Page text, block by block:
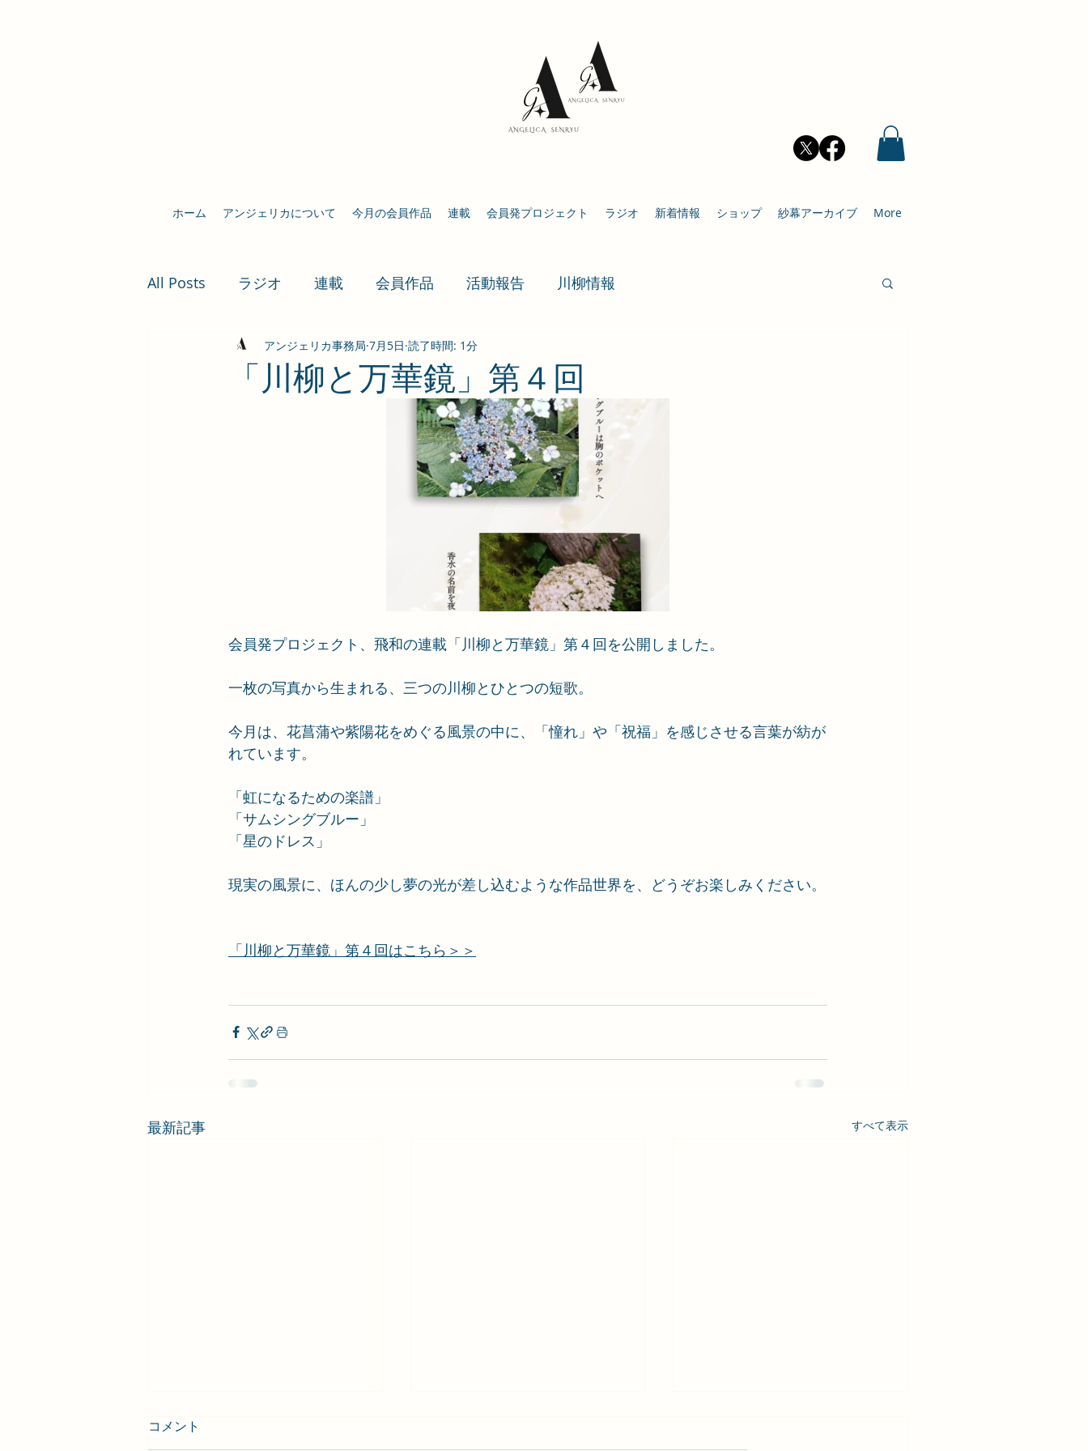
ホーム アンジェリカについて 今月の会員作品 連載 会員発プロジェクト ラジオ 新着情報 ショップ 紗幕アーカイブ More
All Posts ラジオ 連載 会員作品 活動報告 川柳情報
「川柳と万華鏡」第４回
アンジェリカ事務局 7月5日 読了時間: 1分
会員発プロジェクト、飛和の連載「川柳と万華鏡」第４回を公開しました。
一枚の写真から生まれる、三つの川柳とひとつの短歌。
今月は、花菖蒲や紫陽花をめぐる風景の中に、「憧れ」や「祝福」を感じさせる言葉が紡が
れています。
「虹になるための楽譜」
「サムシングブルー」
「星のドレス」
現実の風景に、ほんの少し夢の光が差し込むような作品世界を、どうぞお楽しみください。
「川柳と万華鏡」第４回はこちら＞＞
最新記事 すべて表示
コメント